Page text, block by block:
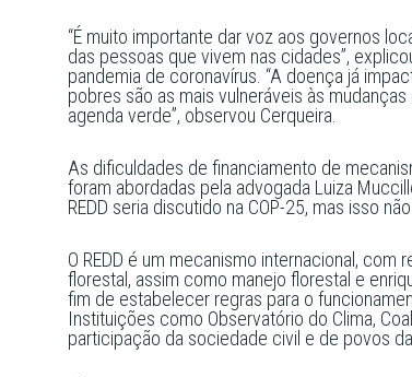
“É muito importante dar voz aos governos
das pessoas que vivem nas cidades”,
pandemia de coronavírus. “A doença já
pobres são as mais vulneráveis às
agenda verde”, observou Cerqueira.
As dificuldades de financiamento de
foram abordadas pela advogada Luiza
REDD seria discutido na COP-25, mas isso
O REDD é um mecanismo internacional,
florestal, assim como manejo florestal e
fim de estabelecer regras para o
Instituições como Observatório do Clima,
participação da sociedade civil e de povos